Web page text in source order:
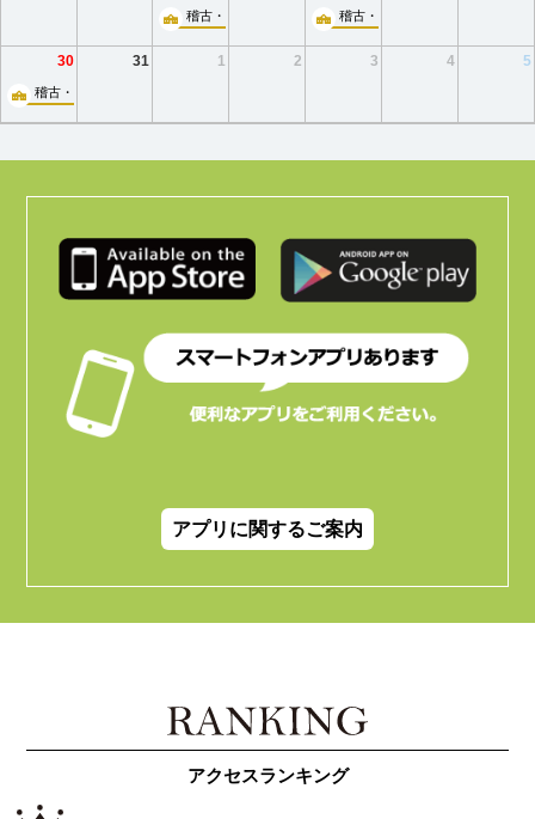
稽古・小ホール 稽古・小ホール
30 31 1 2 3 4 5
稽古・小ホール
アプリに関するご案内
アクセスランキング